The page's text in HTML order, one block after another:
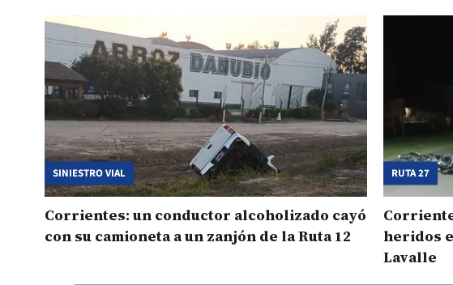
SINIESTRO VIAL
Corrientes: un conductor alcoholizado cayó
con su camioneta a un zanjón de la Ruta 12
RUTA 27
heridos
Lavalle